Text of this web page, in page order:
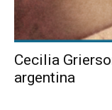
Cecilia
argentina